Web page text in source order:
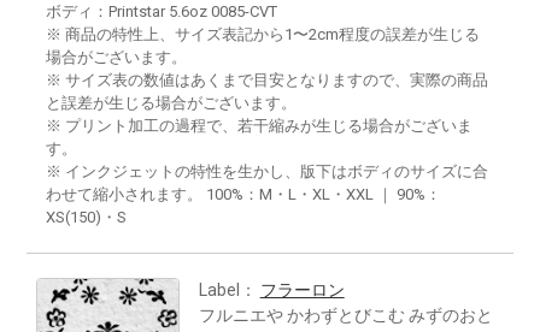
ボディ：Printstar 5.6oz 0085-CVT
※ 商品の特性上、サイズ表記から1〜2cm程度の誤差が生じる
場合がございます。
※ サイズ表の数値はあくまで目安となりますので、実際の商品
と誤差が生じる場合がございます。
※ プリント加工の過程で、若干縮みが生じる場合がございま
す。
※ インクジェットの特性を生かし、版下はボディのサイズに合
わせて縮小されます。 100%：M・L・XL・XXL ｜ 90%：
XS(150)・S
Label： フラーロン
フルニエや かわずとびこむ みずのおと